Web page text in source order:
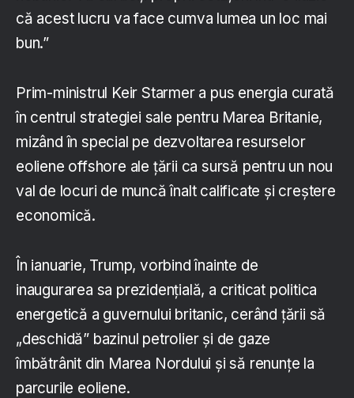
că acest lucru va face cumva lumea un loc mai
bun.”
Prim-ministrul Keir Starmer a pus energia curată
în centrul strategiei sale pentru Marea Britanie,
mizând în special pe dezvoltarea resurselor
eoliene offshore ale țării ca sursă pentru un nou
val de locuri de muncă înalt calificate și creștere
economică.
În ianuarie, Trump, vorbind înainte de
inaugurarea sa prezidențială, a criticat politica
energetică a guvernului britanic, cerând țării să
„deschidă” bazinul petrolier și de gaze
îmbătrânit din Marea Nordului și să renunțe la
parcurile eoliene.